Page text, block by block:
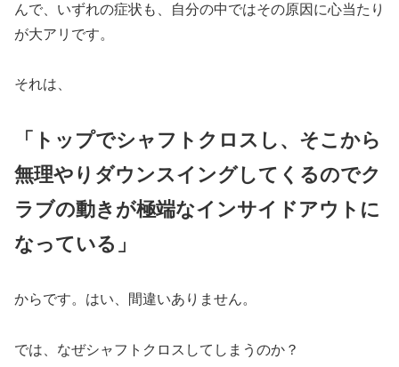
んで、いずれの症状も、自分の中ではその原因に心当たり
が大アリです。
それは、
「トップでシャフトクロスし、そこから
無理やりダウンスイングしてくるのでク
ラブの動きが極端なインサイドアウトに
なっている」
からです。はい、間違いありません。
では、なぜシャフトクロスしてしまうのか？